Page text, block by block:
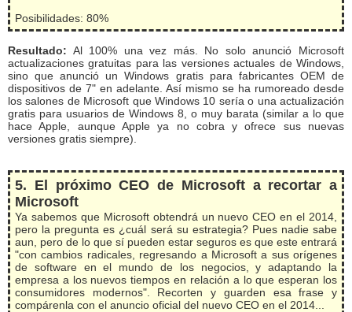
Posibilidades: 80%
Resultado: Al 100% una vez más. No solo anunció Microsoft
actualizaciones gratuitas para las versiones actuales de Windows,
sino que anunció un Windows gratis para fabricantes OEM de
dispositivos de 7" en adelante. Así mismo se ha rumoreado desde
los salones de Microsoft que Windows 10 sería o una actualización
gratis para usuarios de Windows 8, o muy barata (similar a lo que
hace Apple, aunque Apple ya no cobra y ofrece sus nuevas
versiones gratis siempre).
5. El próximo CEO de Microsoft a recortar a
Microsoft
Ya sabemos que Microsoft obtendrá un nuevo CEO en el 2014,
pero la pregunta es ¿cuál será su estrategia? Pues nadie sabe
aun, pero de lo que sí pueden estar seguros es que este entrará
"con cambios radicales, regresando a Microsoft a sus orígenes
de software en el mundo de los negocios, y adaptando la
empresa a los nuevos tiempos en relación a lo que esperan los
consumidores modernos". Recorten y guarden esa frase y
compárenla con el anuncio oficial del nuevo CEO en el 2014...